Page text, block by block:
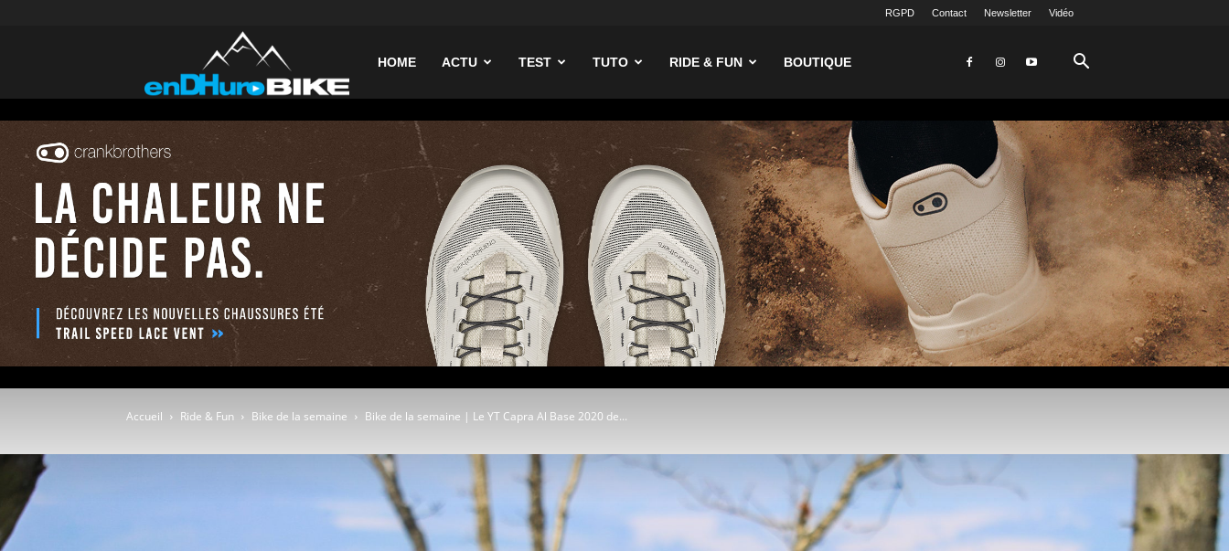
RGPD Contact Newsletter Vidéo
enDHurobike
HOME ACTU TEST TUTO RIDE & FUN BOUTIQUE
Accueil Ride & Fun Bike de la semaine Bike de la semaine | Le YT Capra Al Base 2020 de...